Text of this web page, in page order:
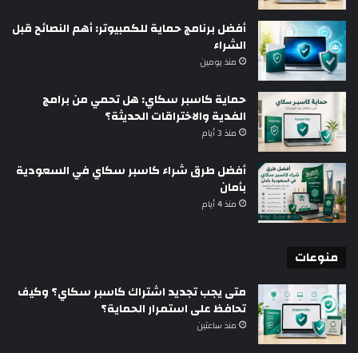
أفضل برنامج حماية للكمبيوتر: أهم النصائح قبل
الشراء
منذ يومين
حماية كاسبر سكاي: هل تحمي من برامج
الفدية والاختراقات الحديثة؟
منذ 3 أيام
أفضل طرق شراء كاسبر سكاي في السعودية
بأمان
منذ 4 أيام
منوعات
متى يجب تجديد اشتراك كاسبر سكاي؟ وكيف
تحافظ على استمرار الحماية؟
منذ ساعتين